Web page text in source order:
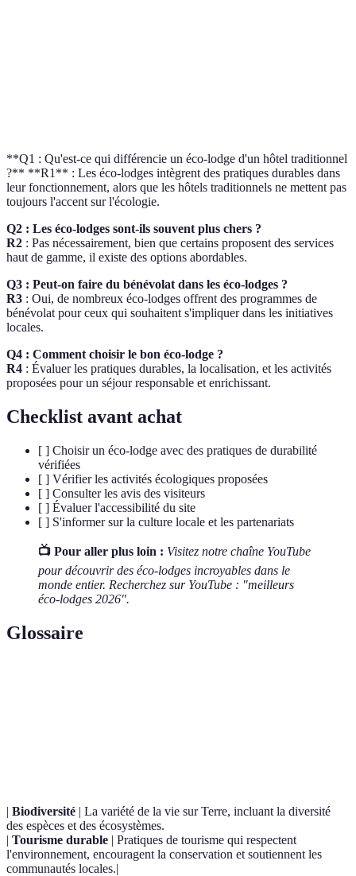
**Q1 : Qu'est-ce qui différencie un éco-lodge d'un hôtel traditionnel
?** **R1** : Les éco-lodges intègrent des pratiques durables dans
leur fonctionnement, alors que les hôtels traditionnels ne mettent pas
toujours l'accent sur l'écologie.
Q2 : Les éco-lodges sont-ils souvent plus chers ?
R2 : Pas nécessairement, bien que certains proposent des services
haut de gamme, il existe des options abordables.
Q3 : Peut-on faire du bénévolat dans les éco-lodges ?
R3 : Oui, de nombreux éco-lodges offrent des programmes de
bénévolat pour ceux qui souhaitent s'impliquer dans les initiatives
locales.
Q4 : Comment choisir le bon éco-lodge ?
R4 : Évaluer les pratiques durables, la localisation, et les activités
proposées pour un séjour responsable et enrichissant.
Checklist avant achat
[ ] Choisir un éco-lodge avec des pratiques de durabilité
vérifiées
[ ] Vérifier les activités écologiques proposées
[ ] Consulter les avis des visiteurs
[ ] Évaluer l'accessibilité du site
[ ] S'informer sur la culture locale et les partenariats
📺 Pour aller plus loin : Visitez notre chaîne YouTube
pour découvrir des éco-lodges incroyables dans le
monde entier. Recherchez sur YouTube : "meilleurs
éco-lodges 2026".
Glossaire
| Biodiversité | La variété de la vie sur Terre, incluant la diversité
des espèces et des écosystèmes.
| Tourisme durable | Pratiques de tourisme qui respectent
l'environnement, encouragent la conservation et soutiennent les
communautés locales.|